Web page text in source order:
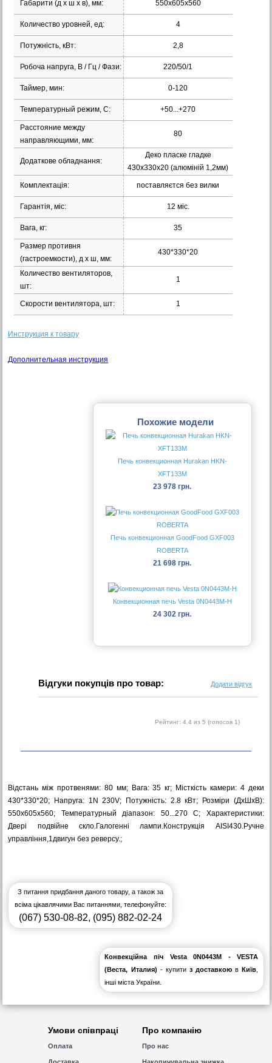
Габарити (д х ш х в), мм: 550х605х560
Количество уровней, ед: 4
Потужність, кВт: 2,8
Робоча напруга, В / Гц / Фази: 220/50/1
Таймер, мин: 0-120
Температурный режим, С: +50...+270
Расстояние между
направляющими, мм:
80
Додаткове обладнання:
Деко пласке гладке
430х330х20 (алюміній 1,2мм)
Комплектація: поставляєтся без вилки
Гарантія, міс: 12 міс.
Вага, кг: 35
Размер противня
(гастроемкости), д х ш, мм:
430*330*20
Количество вентиляторов,
шт:
1
Скорости вентилятора, шт: 1
Инструкция к товару
Дополнительная инструкция
Похожие модели
Печь конвекционная Hurakan HKN-
XFT133M
23 978 грн.
Печь конвекционная GoodFood GXF003
ROBERTA
21 698 грн.
Конвекционная печь Vesta 0N0443M-H
24 302 грн.
Відгуки покупців про товар: Додати відгук
Рейтинг: 4.4 из 5 (голосов 1)
Відстань між протвенями: 80 мм; Вага: 35 кг; Місткість камери: 4 деки
430*330*20; Напруга: 1N 230V; Потужність: 2.8 кВт; Розміри (ДхШхВ):
550х605х560; Температурный діапазон: 50...270 С; Характеристики:
Двері подвійне скло.Галогенні лампи.Конструкція AISI430.Ручне
управління,1двигун без реверсу.;
З питання придбання даного товару, а також за
всіма цікавлячими Вас питаннями, телефонуйте:
(067) 530-08-82, (095) 882-02-24
Конвекційна піч Vesta 0N0443M - VESTA
(Веста, Италия) - купити з доставкою вКиїв
інші міста України.
Умови співпраці
Оплата
Про компанію
Про нас